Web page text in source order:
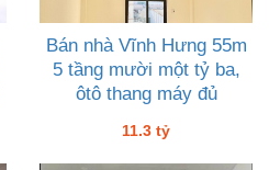
Bán nhà Vĩnh Hưng 55m
5 tầng mười một tỷ ba,
ôtô thang máy đủ
11.3 tỷ